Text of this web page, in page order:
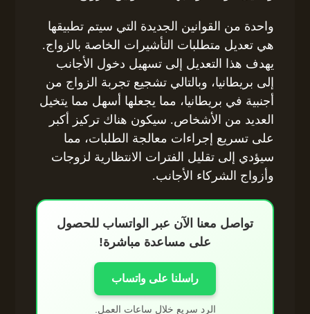
واحدة من القوانين الجديدة التي سيتم تطبيقها
هي تعديل متطلبات التأشيرات الخاصة بالزواج.
يهدف هذا التعديل إلى تسهيل دخول الأجانب
إلى بريطانيا، وبالتالي تشجيع تجربة الزواج من
أجنبية في بريطانيا، مما يجعلها أسهل مما يتخيل
العديد من الأشخاص. سيكون هناك تركيز أكبر
على تسريع إجراءات معالجة الطلبات، مما
سيؤدي إلى تقليل الفترات الانتظارية لزوجات
وأزواج الشركاء الأجانب.
تواصل معنا الآن عبر الواتساب للحصول
على مساعدة مباشرة!
راسلنا على واتساب
الرد سريع خلال ساعات العمل.